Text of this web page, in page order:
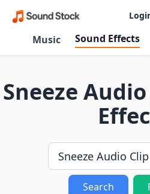
Music Sound Effects
Sneeze
Search